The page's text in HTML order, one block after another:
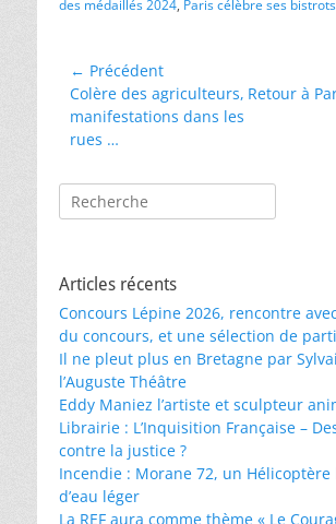
des médaillés 2024, Paris célèbre ses bistrots
Navigation
de
l’article
← Précédent
Article
précédent :
Colère des agriculteurs,
manifestations dans les
rues …
Article
Retour à
Rechercher :
Articles récents
Concours Lépine 2026, rencontre
du concours, et une sélection de
Il ne pleut plus en Bretagne par
l’Auguste Théâtre
Eddy Maniez l’artiste et sculpteur
Librairie : L’Inquisition Française –
contre la justice ?
Incendie : Morane 72, un
d’eau léger
La REF aura comme thème « Le